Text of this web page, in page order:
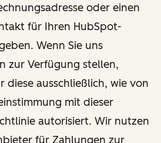
oder einen
für Ihren HubSpot-
Wenn Sie uns
zur Verfügung stellen,
diese ausschließlich, wie von
mit dieser
autorisiert. Wir nutzen
für Zahlungen zur